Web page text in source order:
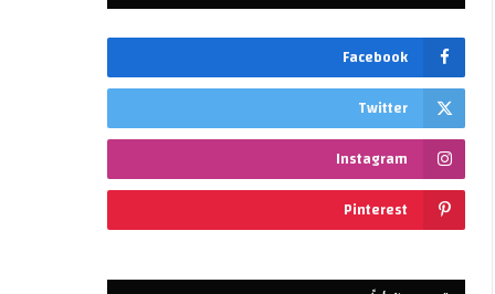
Facebook
Twitter
Instagram
Pinterest